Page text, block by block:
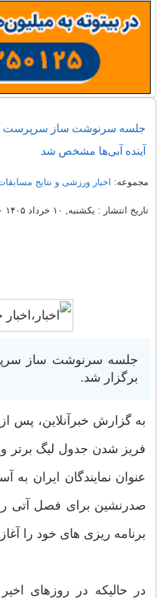
جلسه سرنوشت ساز سرپرست
آینده آبی‌ها مشخص شد
مجموعه: اخبار ورزشی و نتایج
تاریخ انتشار : یکشنبه, ۱۰ خرداد ۱۴۰۵ ۲۲:۲۰
جلسه سرنوشت ساز
برگزار شد.
به گزارش خبرآنلاین، پس
عنوان نمایندگان ایران به
صدرنشین برای فصل آتی
برنامه ریزی های خود را
در حالیکه در روزهای